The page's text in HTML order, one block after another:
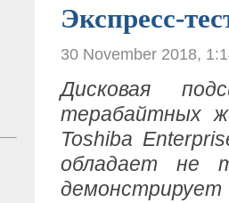
Экспресс-
30 November 2018,
Дисковая
терабайтных
Toshiba
обладает не